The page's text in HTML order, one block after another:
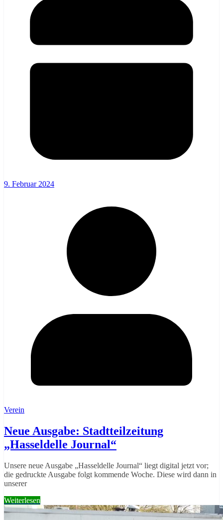
9. Februar 2024
Verein
Neue Ausgabe: Stadtteilzeitung
„Hasseldelle Journal“
Unsere neue Ausgabe „Hasseldelle Journal“ liegt digital jetzt vor;
die gedruckte Ausgabe folgt kommende Woche. Diese wird dann in
unserer
Weiterlesen